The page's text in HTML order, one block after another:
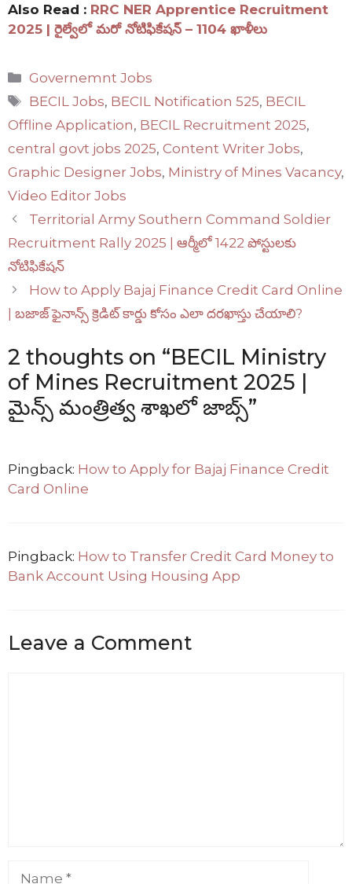
Also Read : RRC NER Apprentice Recruitment
2025 | రైల్వేలో మరో నోటిఫికేషన్ – 1104 ఖాళీలు
Categories
Governemnt Jobs
Tags
BECIL Jobs, BECIL Notification 525, BECIL
Offline Application, BECIL Recruitment 2025,
central govt jobs 2025, Content Writer Jobs,
Graphic Designer Jobs, Ministry of Mines Vacancy,
Video Editor Jobs
Territorial Army Southern Command Soldier
Recruitment Rally 2025 | ఆర్మీలో 1422 పోస్టులకు
నోటిఫికేషన్
How to Apply Bajaj Finance Credit Card Online
| బజాజ్ ఫైనాన్స్ క్రెడిట్ కార్డు కోసం ఎలా దరఖాస్తు చేయాలి?
2 thoughts on “BECIL Ministry
of Mines Recruitment 2025 |
మైన్స్ మంత్రిత్వ శాఖలో జాబ్స్”
Pingback: How to Apply for Bajaj Finance Credit
Card Online
Pingback: How to Transfer Credit Card Money to
Bank Account Using Housing App
Leave a Comment